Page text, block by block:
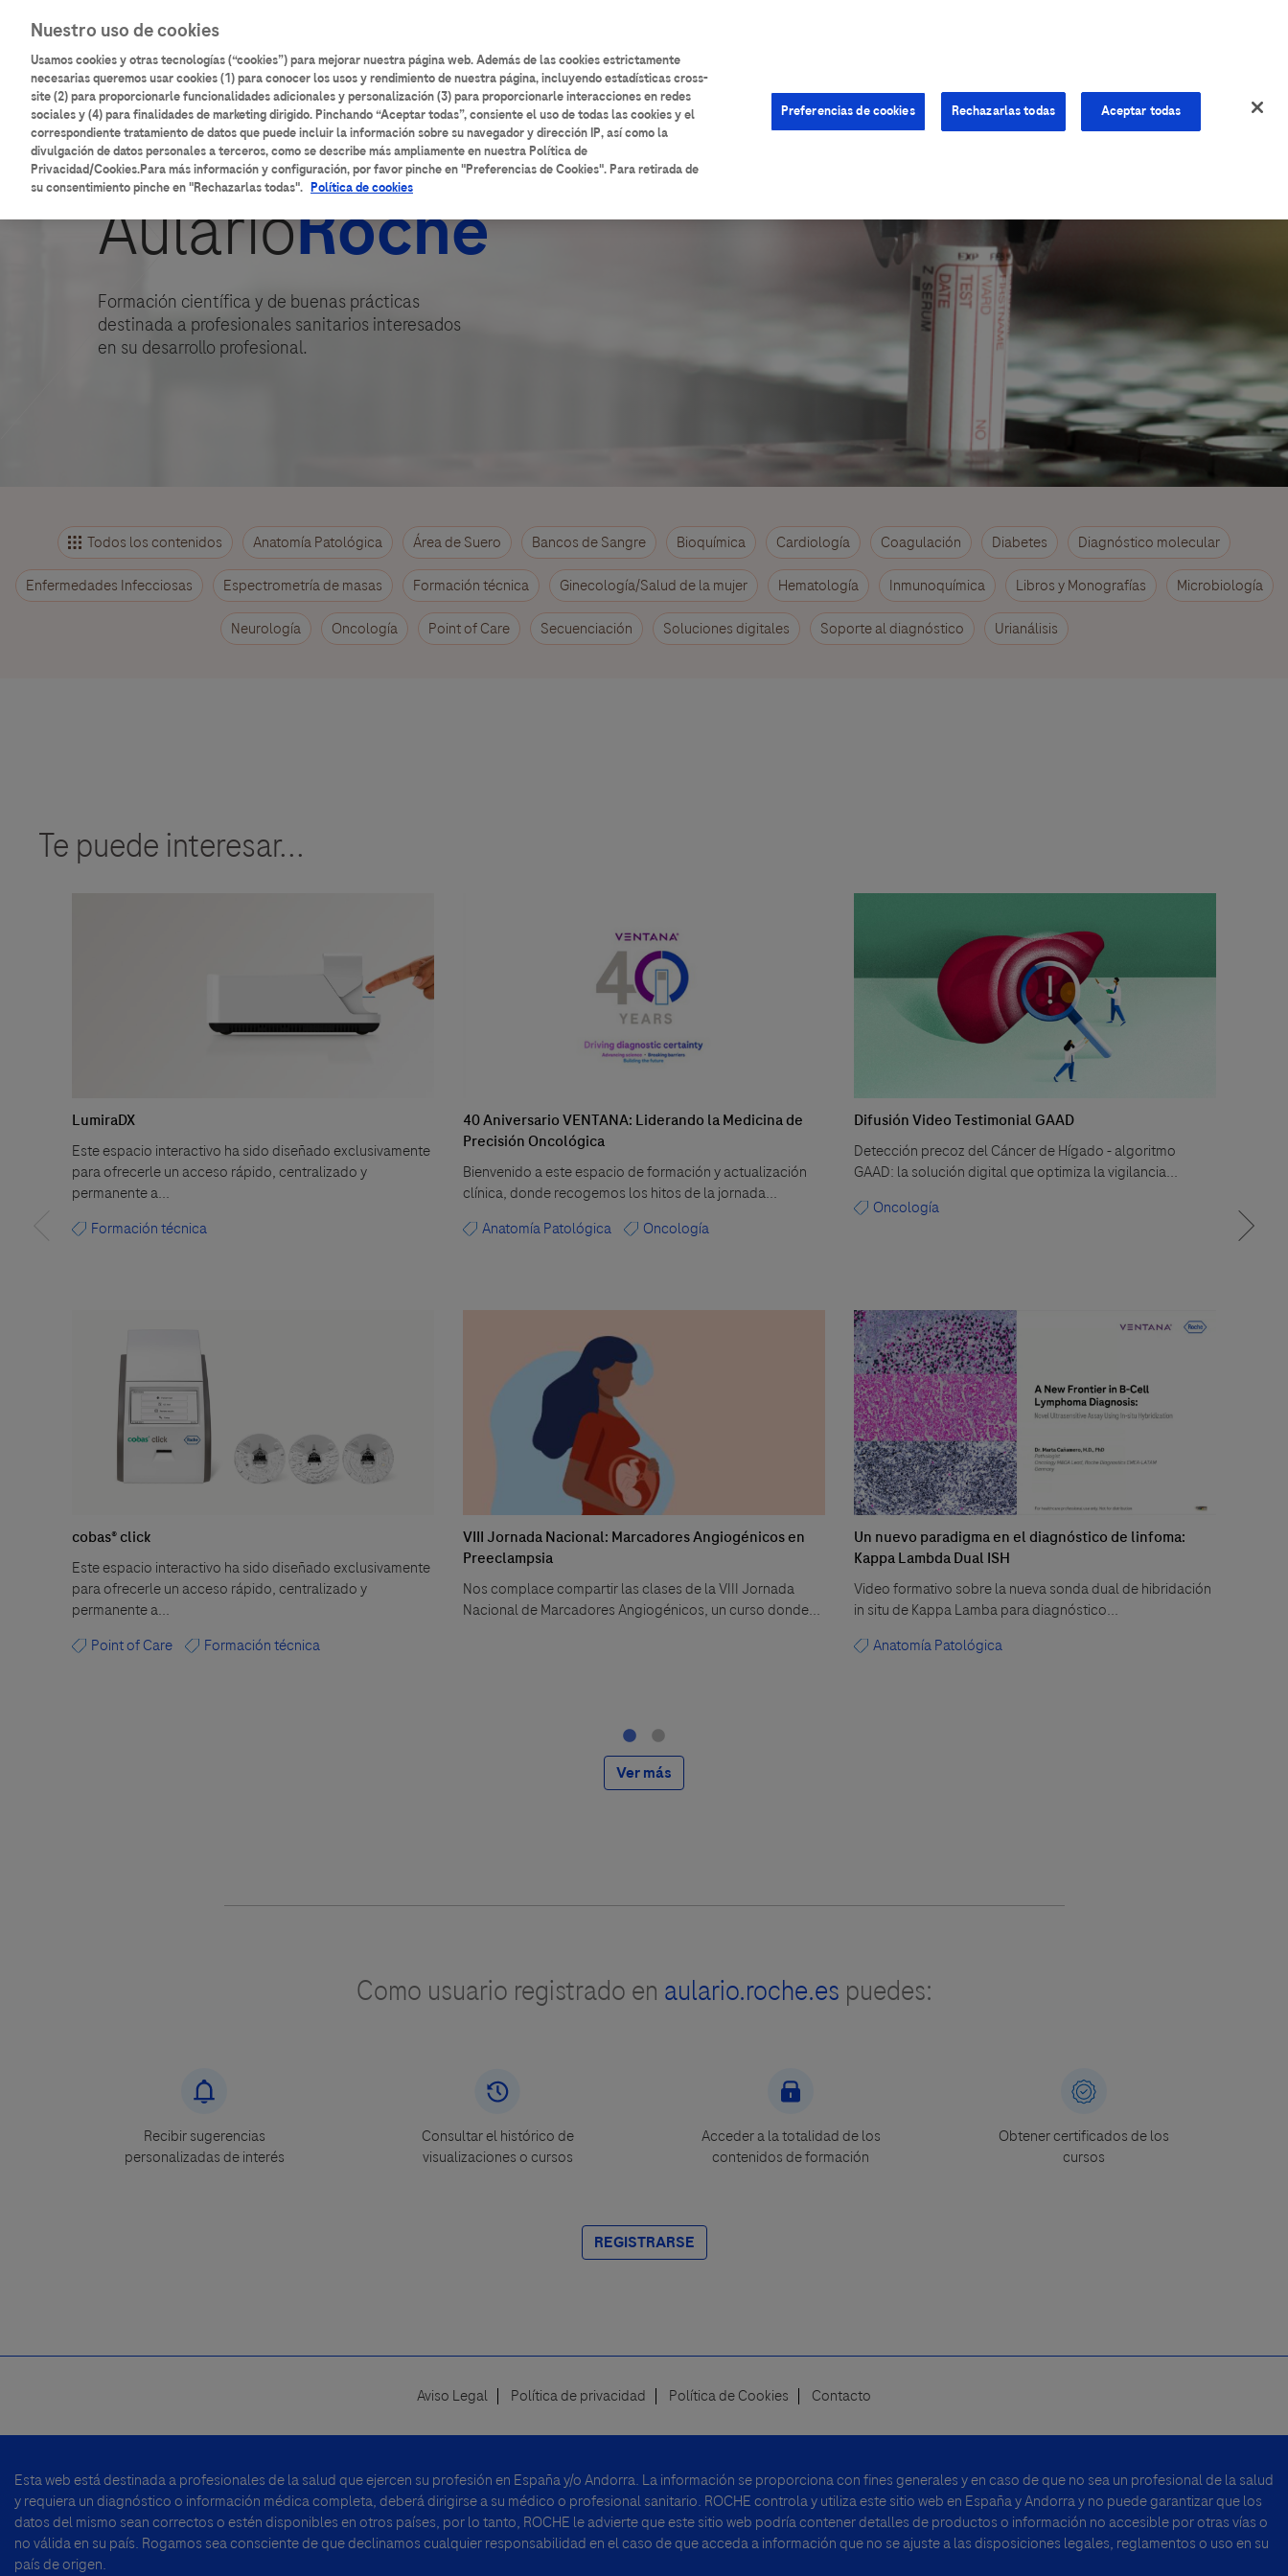
contenido
principal
Main
navigation
Inicio Catálogo de contenidos
account
menu
AularioRoche
Formación científica y de buenas prácticas
destinada a profesionales sanitarios interesados
en su desarrollo profesional.
Todos los contenidos Anatomía Patológica Área de Suero Bancos de Sangre Bioquímica Cardiología Coagulación Diabetes Diagnóstico molecular
Enfermedades Infecciosas Espectrometría de masas Formación técnica Ginecología/Salud de la mujer Hematología Inmunoquímica Libros y Monografías Microbiología
Neurología Oncología Point of Care Secuenciación Soluciones digitales Soporte al diagnóstico Urianálisis
Te puede interesar...
LumiraDX
Este espacio interactivo ha sido diseñado exclusivamente
para ofrecerle un acceso rápido, centralizado y
permanente a...
Formación técnica
cobas® click
Este espacio interactivo ha sido diseñado exclusivamente
para ofrecerle un acceso rápido, centralizado y
permanente a...
Point of Care
Formación técnica
40 Aniversario VENTANA: Liderando la Medicina de
Precisión Oncológica
Bienvenido a este espacio de formación y actualización
clínica, donde recogemos los hitos de la jornada...
Anatomía Patológica
Oncología
VIII Jornada Nacional: Marcadores Angiogénicos en
Preeclampsia
Nos complace compartir las clases de la VIII Jornada
Nacional de Marcadores Angiogénicos, un curso donde...
Difusión Video Testimonial GAAD
Detección precoz del Cáncer de Hígado - algoritmo
GAAD: la solución digital que optimiza la vigilancia...
Oncología
Un nuevo paradigma en el diagnóstico de linfoma:
Kappa Lambda Dual ISH
Video formativo sobre la nueva sonda dual de hibridación
in situ de Kappa Lamba para diagnóstico...
Anatomía Patológica
Ver más
Como usuario registrado en aulario.roche.es puedes:
Recibir sugerencias
personalizadas de interés
Consultar el histórico de
visualizaciones o cursos
Acceder a la totalidad de los
contenidos de formación
Obtener certificados de los
cursos
REGISTRARSE
Footer
Aviso Legal Política de privacidad Política de Cookies Contacto
Esta web está destinada a profesionales de la salud que ejercen su profesión en España y/o Andorra. La información se proporciona con fines generales y en caso de que no sea un profesional de la salud
y requiera un diagnóstico o información médica completa, deberá dirigirse a su médico o profesional sanitario. ROCHE controla y utiliza este sitio web en España y Andorra y no puede garantizar que los
datos del mismo sean correctos o estén disponibles en otros países, por lo tanto, ROCHE le advierte que este sitio web podría contener detalles de productos o información no accesible por otras vías o
no válida en su país. Rogamos sea consciente de que declinamos cualquier responsabilidad en el caso de que acceda a información que no se ajuste a las disposiciones legales, reglamentos o uso en su
país de origen.
Nuestro uso de cookies
Usamos cookies y otras tecnologías (“cookies”) para mejorar nuestra página web. Además de las cookies estrictamente
necesarias queremos usar cookies (1) para conocer los usos y rendimiento de nuestra página, incluyendo estadísticas cross-
site (2) para proporcionarle funcionalidades adicionales y personalización (3) para proporcionarle interacciones en redes
sociales y (4) para finalidades de marketing dirigido. Pinchando “Aceptar todas”, consiente el uso de todas las cookies y el
correspondiente tratamiento de datos que puede incluir la información sobre su navegador y dirección IP, así como la
divulgación de datos personales a terceros, como se describe más ampliamente en nuestra Política de
Privacidad/Cookies.Para más información y configuración, por favor pinche en "Preferencias de Cookies". Para retirada de
su consentimiento pinche en "Rechazarlas todas". Política de cookies
Preferencias de cookies Rechazarlas todas Aceptar todas